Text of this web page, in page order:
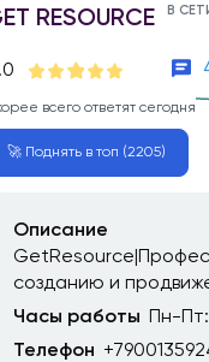
RESOURCE В
всего ответят сегодня
🚀 Поднять в топ (2205)
Описание
созданию и
Часы работы Пн-Пт:
Телефон